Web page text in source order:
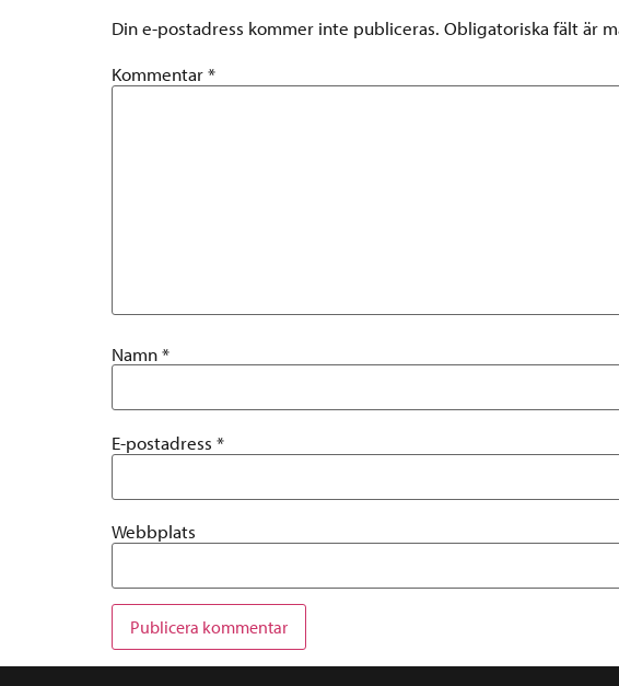
Din e-postadress kommer inte publiceras. Obligatoriska fält är
Kommentar*
Namn*
E-postadress *
Webbplats